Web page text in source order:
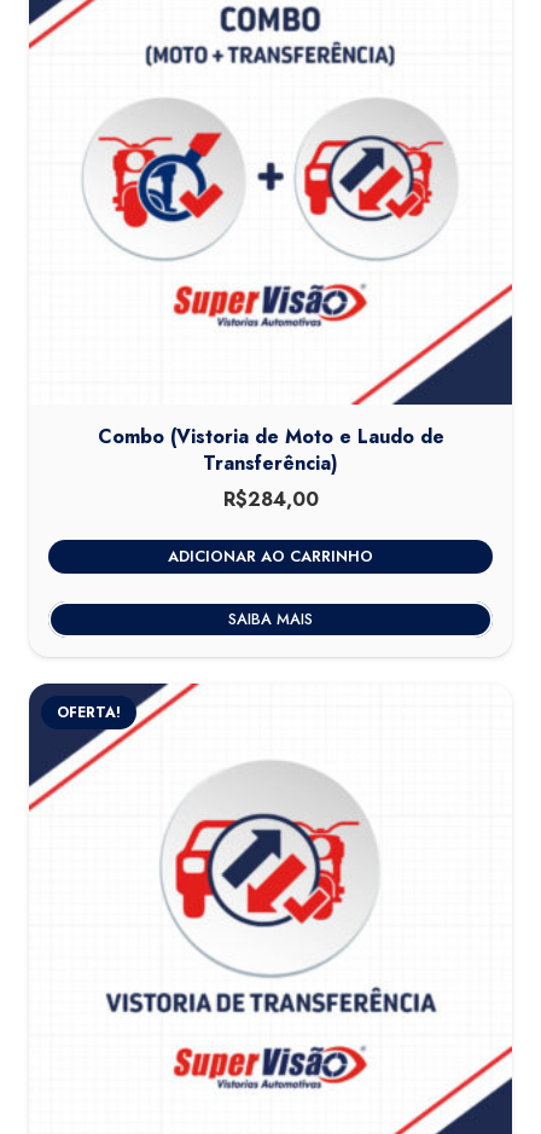
Combo (Vistoria de Moto e Laudo de
Transferência)
R$284,00
ADICIONAR AO CARRINHO
SAIBA MAIS
OFERTA!